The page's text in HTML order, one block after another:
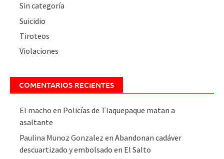
Sin categoría
Suicidio
Tiroteos
Violaciones
COMENTARIOS RECIENTES
El macho en Policías de Tlaquepaque matan a
asaltante
Paulina Munoz Gonzalez enAbandonan cadáver
descuartizado y embolsado en El Salto